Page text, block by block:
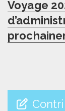
Next
post:
Voyage